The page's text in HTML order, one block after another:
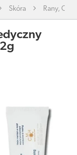
Skóra Rany,